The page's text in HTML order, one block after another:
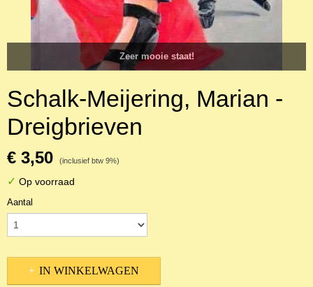
Zeer mooie staat!
Schalk-Meijering, Marian -
Dreigbrieven
€ 3,50 (inclusief btw 9%)
✓ Op voorraad
Aantal
IN WINKELWAGEN